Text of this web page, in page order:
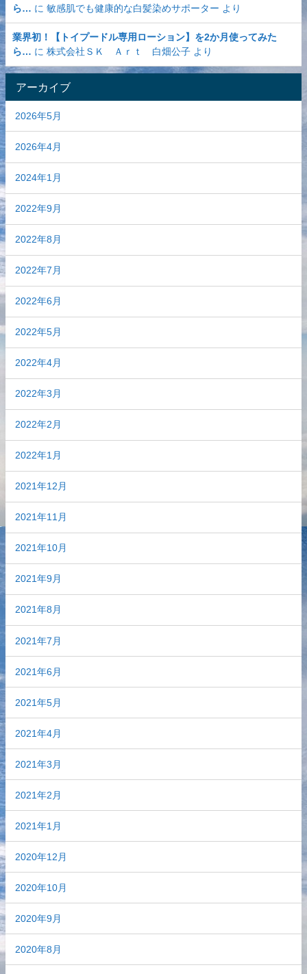
ら… に 敏感肌でも健康的な白髪染めサポーター より
業界初！【トイプードル専用ローション】を2か月使ってみた
ら… に 株式会社ＳＫ Ａｒｔ 白畑公子 より
アーカイブ
2026年5月
2026年4月
2024年1月
2022年9月
2022年8月
2022年7月
2022年6月
2022年5月
2022年4月
2022年3月
2022年2月
2022年1月
2021年12月
2021年11月
2021年10月
2021年9月
2021年8月
2021年7月
2021年6月
2021年5月
2021年4月
2021年3月
2021年2月
2021年1月
2020年12月
2020年10月
2020年9月
2020年8月